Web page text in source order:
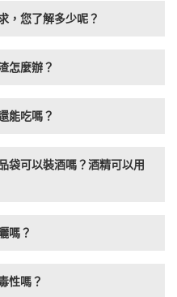
，您了解多少呢？
怎麼辦？
能吃嗎？
袋可以裝酒嗎？酒精可以用
嗎？
性嗎？